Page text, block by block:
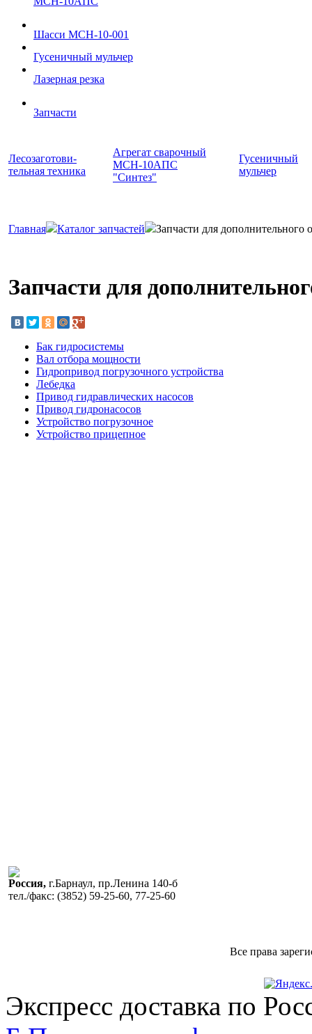
Шасси МСН-10-001
Гусеничный мульчер
Лазерная резка
Запчасти
Лесозаготови-
тельная техника
Агрегат сварочный
МСН-10АПС
"Синтез"
Гусеничный
мульчер
Главная Каталог запчастей Запчасти для дополнительного
Запчасти для
Бак гидросистемы
Вал отбора мощности
Гидропривод погрузочного устройства
Лебедка
Привод гидравлических насосов
Привод гидронасосов
Устройство погрузочное
Устройство прицепное
Россия, г.Барнаул, пр.Ленина 140-б
тел./факс: (3852) 59-25-60, 77-25-60
Все права
Экспресс доставка по